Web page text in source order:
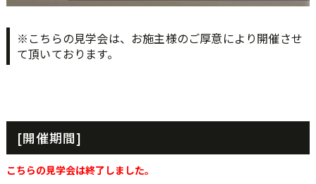
※こちらの見学会は、お施主様のご厚意により開催させ
て頂いております。
[開催期間]
こちらの見学会は終了しました。